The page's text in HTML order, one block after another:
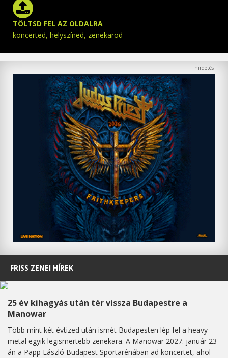
TÖLTSD FEL AZ OLDALRA
koncerted, helyszíned, zenekarod
FRISS ZENEI HÍREK
25 év kihagyás után tér vissza Budapestre a
Manowar
Több mint két évtized után ismét Budapesten lép fel a heavy
metal egyik legismertebb zenekara. A Manowar 2027. január 23-
án a Papp László Budapest Sportarénában ad koncertet, ahol